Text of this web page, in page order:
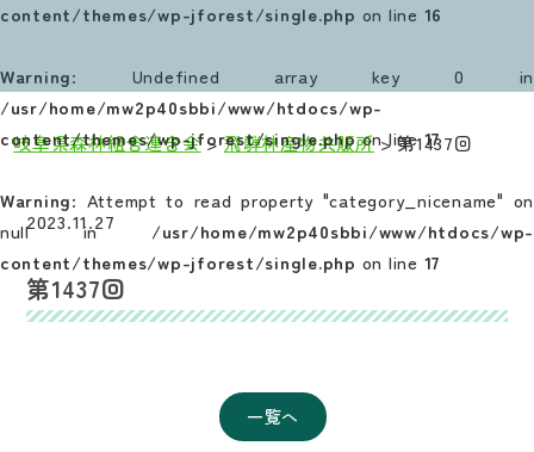
へ
content/themes/wp-jforest/single.php on line 16
Warning: Undefined array key 0 in
/usr/home/mw2p40sbbi/www/htdocs/wp-
content/themes/wp-jforest/single.phpon line17
Warning: Attempt to read property "category_nicename" on
null in /usr/home/mw2p40sbbi/www/htdocs/wp-
content/themes/wp-jforest/single.php on line 17
岐阜県森林組合連合会>飛騨林産物共販所>第1437回
文
2023.11.27
第1437回
一覧へ